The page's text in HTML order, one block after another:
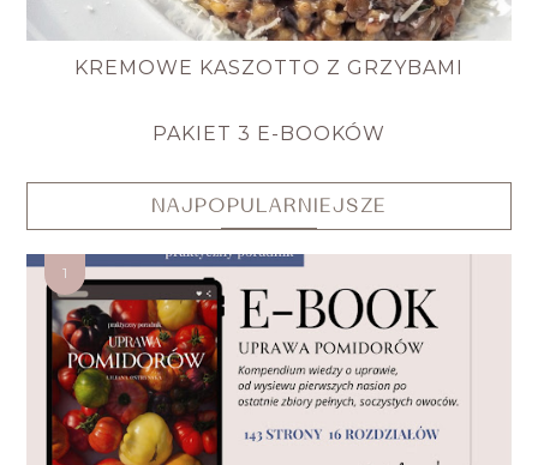
KREMOWE KASZOTTO Z GRZYBAMI
PAKIET 3 E-BOOKÓW
NAJPOPULARNIEJSZE